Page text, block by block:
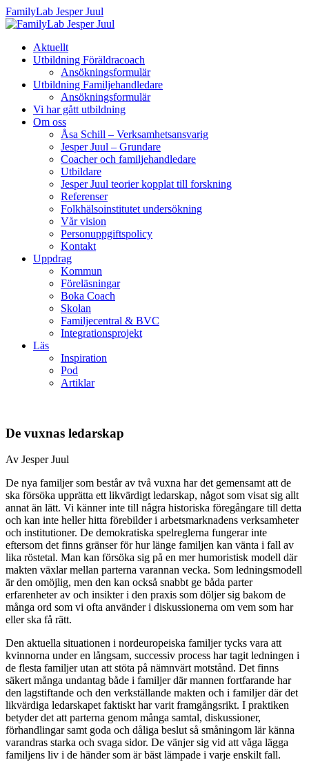
FamilyLab Jesper Juul
Aktuellt
Utbildning Föräldracoach
Ansökningsformulär
Utbildning Familjehandledare
Ansökningsformulär
Vi har gått utbildning
Om oss
Åsa Schill – Verksamhetsansvarig
Jesper Juul – Grundare
Coacher och familjehandledare
Utbildare
Jesper Juul teorier kopplat till forskning
Referenser
Folkhälsoinstitutet undersökning
Vår vision
Personuppgiftspolicy
Kontakt
Uppdrag
Kommun
Föreläsningar
Boka Coach
Skolan
Familjecentral & BVC
Integrationsprojekt
Läs
Inspiration
Pod
Artiklar
De vuxnas ledarskap
Av Jesper Juul
De nya familjer som består av två vuxna har det gemensamt att de
ska försöka upprätta ett likvärdigt ledarskap, något som visat sig allt
annat än lätt. Vi känner inte till några historiska föregångare till detta
och kan inte heller hitta förebilder i arbetsmarknadens verksamheter
och institutioner. De demokratiska spelreglerna fungerar inte
eftersom det finns gränser för hur länge familjen kan vänta i fall av
lika röstetal. Man kan försöka sig på en mer humoristisk modell där
makten växlar mellan parterna varannan vecka. Som ledningsmodell
är den omöjlig, men den kan också snabbt ge båda parter
erfarenheter av och insikter i den praxis som döljer sig bakom de
många ord som vi ofta använder i diskussionerna om vem som har
eller ska få rätt.
Den aktuella situationen i nordeuropeiska familjer tycks vara att
kvinnorna under en långsam, successiv process har tagit ledningen i
de flesta familjer utan att stöta på nämnvärt motstånd. Det finns
säkert många undantag både i familjer där mannen fortfarande har
den lagstiftande och den verkställande makten och i familjer där det
likvärdiga ledarskapet faktiskt har varit framgångsrikt. I praktiken
betyder det att parterna genom många samtal, diskussioner,
förhandlingar samt goda och dåliga beslut så småningom lär känna
varandras starka och svaga sidor. De vänjer sig vid att våga lägga
familjens liv i de händer som är bäst lämpade i varje enskilt fall.